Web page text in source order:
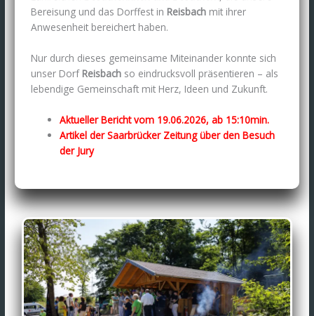
Bereisung und das Dorffest in Reisbach mit ihrer
Anwesenheit bereichert haben.
Nur durch dieses gemeinsame Miteinander konnte sich
unser Dorf Reisbach so eindrucksvoll präsentieren – als
lebendige Gemeinschaft mit Herz, Ideen und Zukunft.
Aktueller Bericht vom 19.06.2026, ab 15:10min.
Artikel der Saarbrücker Zeitung über den Besuch
der Jury